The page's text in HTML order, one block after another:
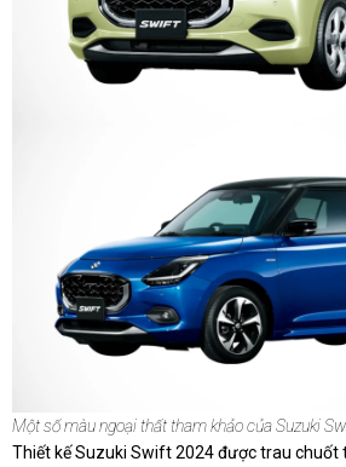
Một số màu ngoại thất tham khảo của Suzuki
Thiết kế Suzuki Swift 2024 được trau chuốt